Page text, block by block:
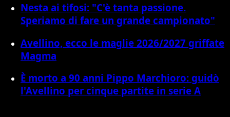
Nesta ai tifosi: "C'è tanta passione.
Speriamo di fare un grande campionato"
Avellino, ecco le maglie 2026/2027 griffate
Magma
È morto a 90 anni Pippo Marchioro: guidò
l'Avellino per cinque partite in serie A